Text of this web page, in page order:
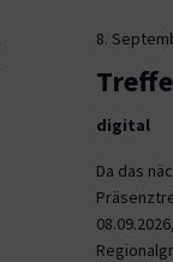
8.
digital
Da das